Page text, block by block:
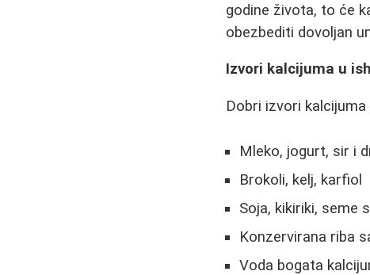
godine života, to će
obezbediti dovoljan
Izvori kalcijuma u
Dobri izvori kalcijuma
Mleko, jogurt, sir i
Brokoli, kelj, karfiol
Soja, kikiriki, seme
Konzervirana riba
Voda bogata